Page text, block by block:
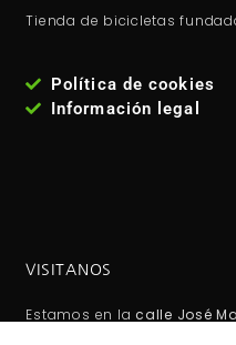
Tienda de bicicletas
Política de cookies
Información legal
VISITANOS
Estamos en la calle José